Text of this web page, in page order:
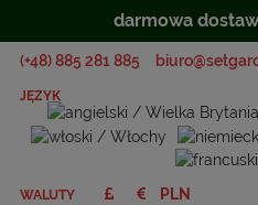
(+48) 885 281 885
JĘZYK
WALUTY
darmowa